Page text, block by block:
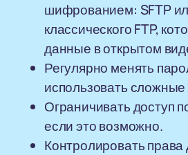
шифрованием: SFTP
классического FTP,
данные в открытом
Регулярно менять
использовать
Ограничивать доступ
если это возможно.
Контролировать права